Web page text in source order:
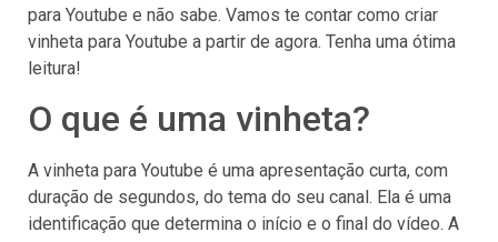
para Youtube e não sabe. Vamos te contar como criar
vinheta para Youtube a partir de agora. Tenha uma ótima
leitura!
O que é uma vinheta?
A vinheta para Youtube é uma apresentação curta, com
duração de segundos, do tema do seu canal. Ela é uma
identificação que determina o início e o final do vídeo. A